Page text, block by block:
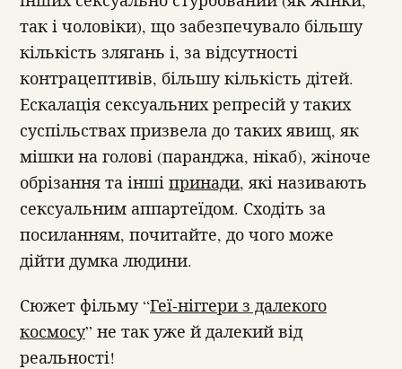
так і чоловіки), що забезпечувало більшу
кількість злягань і, за відсутності
контрацептивів, більшу кількість дітей.
Ескалація сексуальних репресій у таких
суспільствах призвела до таких явищ, як
мішки на голові (паранджа, нікаб), жіноче
обрізання та інші принади, які називають
сексуальним аппартеїдом. Сходіть за
посиланням, почитайте, до чого може
дійти думка людини.
Сюжет фільму “Геї-ніггери з далекого
космосу” не так уже й далекий від
реальності!